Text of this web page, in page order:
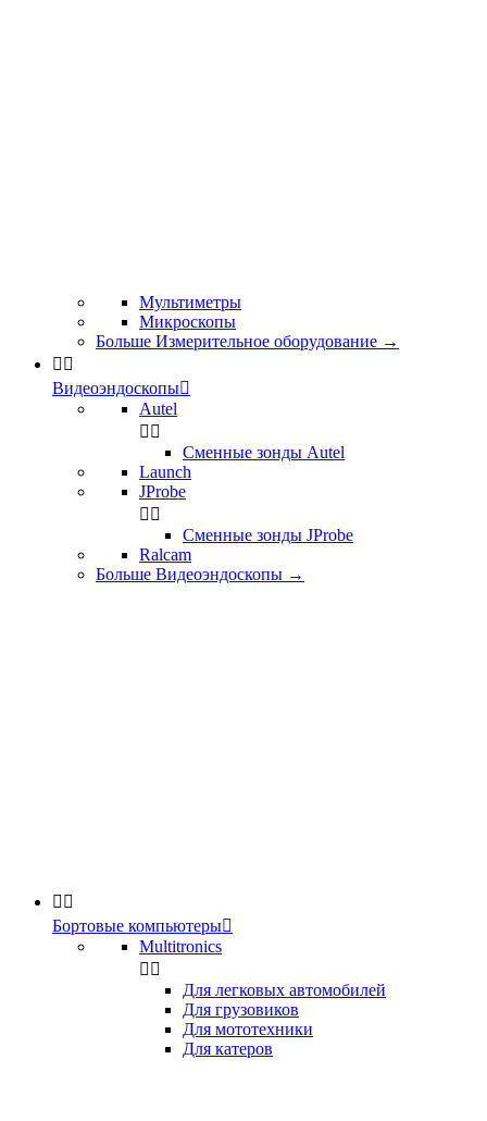
Мультиметры
Микроскопы
Больше Измерительное оборудование →
 
Видеоэндоскопы
Autel
 
Сменные зонды Autel
Launch
JProbe
 
Сменные зонды JProbe
Ralcam
Больше Видеоэндоскопы →
 
Бортовые компьютеры
Multitronics
 
Для легковых автомобилей
Для грузовиков
Для мототехники
Для катеров